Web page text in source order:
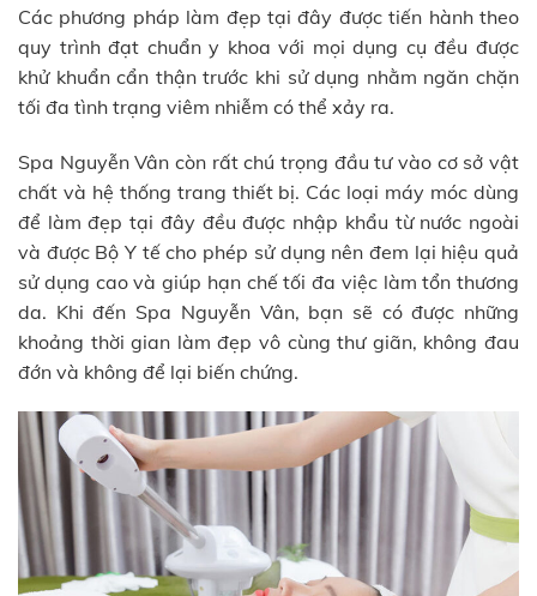
Các phương pháp làm đẹp tại đây được tiến hành theo
quy trình đạt chuẩn y khoa với mọi dụng cụ đều được
khử khuẩn cẩn thận trước khi sử dụng nhằm ngăn chặn
tối đa tình trạng viêm nhiễm có thể xảy ra.
Spa Nguyễn Vân còn rất chú trọng đầu tư vào cơ sở vật
chất và hệ thống trang thiết bị. Các loại máy móc dùng
để làm đẹp tại đây đều được nhập khẩu từ nước ngoài
và được Bộ Y tế cho phép sử dụng nên đem lại hiệu quả
sử dụng cao và giúp hạn chế tối đa việc làm tổn thương
da. Khi đến Spa Nguyễn Vân, bạn sẽ có được những
khoảng thời gian làm đẹp vô cùng thư giãn, không đau
đớn và không để lại biến chứng.